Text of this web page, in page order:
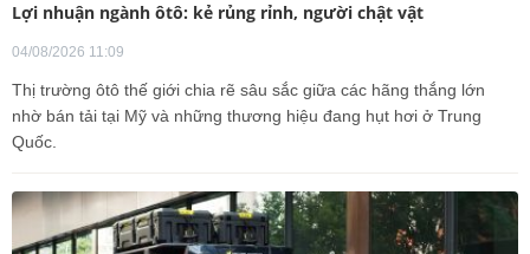
Lợi nhuận ngành ôtô: kẻ rủng rỉnh, người chật vật
04/08/2026 11:09
Thị trường ôtô thế giới chia rẽ sâu sắc giữa các hãng thắng lớn
nhờ bán tải tại Mỹ và những thương hiệu đang hụt hơi ở Trung
Quốc.